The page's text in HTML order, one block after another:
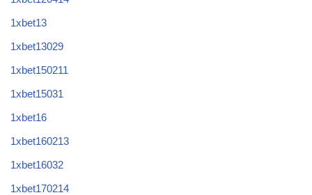
1xbet13
1xbet13029
1xbet150211
1xbet15031
1xbet16
1xbet160213
1xbet16032
1xbet170214